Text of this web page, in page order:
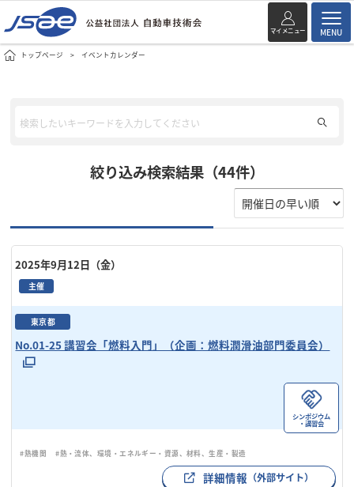
マイメニュー MENU
トップページ イベントカレンダー
絞り込み検索結果（44件）
2025年9月12日（金）
主催
東京都
No.01-25 講習会「燃料入門」（企画：燃料潤滑油部門委員会）
シンポジウム
・講習会
#熱機関 #熱・流体、環境・エネルギー・資源、材料、生産・製造
詳細情報 （外部サイト）